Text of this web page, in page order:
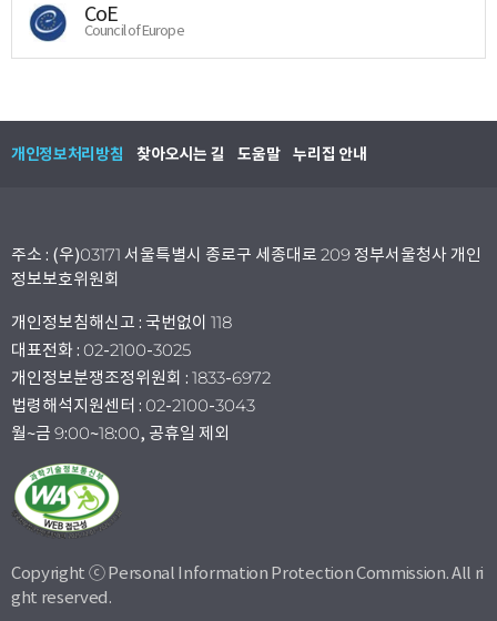
CoE
Council of Europe
개인정보처리방침 찾아오시는 길 도움말 누리집 안내
주소 : (우)03171 서울특별시 종로구 세종대로 209 정부서울청사 개인
정보보호위원회
개인정보침해신고 : 국번없이 118
대표전화 : 02-2100-3025
개인정보분쟁조정위원회 : 1833-6972
법령해석지원센터 : 02-2100-3043
월~금 9:00~18:00, 공휴일 제외
Copyright ⓒ Personal Information Protection Commission. All ri
ght reserved.